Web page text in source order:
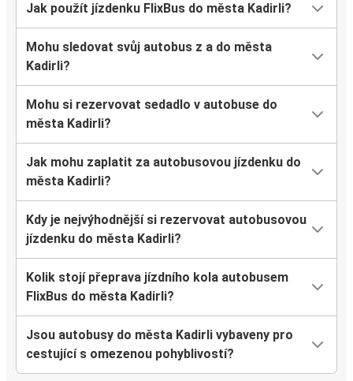
Jak použít jízdenku FlixBus do města Kadirli?
Mohu sledovat svůj autobus z a do města
Kadirli?
Mohu si rezervovat sedadlo v autobuse do
města Kadirli?
Jak mohu zaplatit za autobusovou jízdenku do
města Kadirli?
Kdy je nejvýhodnější si rezervovat autobusovou
jízdenku do města Kadirli?
Kolik stojí přeprava jízdního kola autobusem
FlixBus do města Kadirli?
Jsou autobusy do města Kadirli vybaveny pro
cestující s omezenou pohyblivostí?